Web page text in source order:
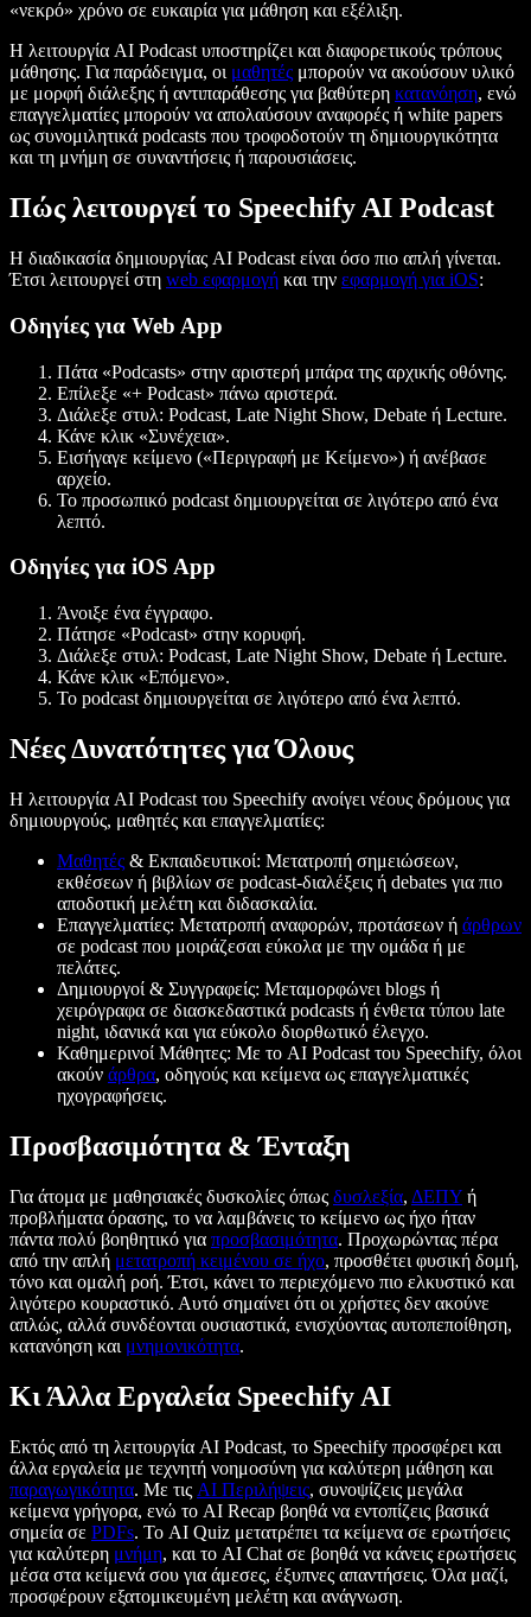
«νεκρό» χρόνο σε ευκαιρία για μάθηση και εξέλιξη.
Η λειτουργία AI Podcast υποστηρίζει και διαφορετικούς τρόπους
μάθησης. Για παράδειγμα, οι μαθητές μπορούν να ακούσουν υλικό
με μορφή διάλεξης ή αντιπαράθεσης για βαθύτερη κατανόηση, ενώ
επαγγελματίες μπορούν να απολαύσουν αναφορές ή white papers
ως συνομιλητικά podcasts που τροφοδοτούν τη δημιουργικότητα
και τη μνήμη σε συναντήσεις ή παρουσιάσεις.
Πώς λειτουργεί το Speechify AI Podcast
Η διαδικασία δημιουργίας AI Podcast είναι όσο πιο απλή γίνεται.
Έτσι λειτουργεί στη web εφαρμογή και την εφαρμογή για iOS:
Οδηγίες για Web App
Πάτα «Podcasts» στην αριστερή μπάρα της αρχικής οθόνης.
Επίλεξε «+ Podcast» πάνω αριστερά.
Διάλεξε στυλ: Podcast, Late Night Show, Debate ή Lecture.
Κάνε κλικ «Συνέχεια».
Εισήγαγε κείμενο («Περιγραφή με Κείμενο») ή ανέβασε
αρχείο.
Το προσωπικό podcast δημιουργείται σε λιγότερο από ένα
λεπτό.
Οδηγίες για iOS App
Άνοιξε ένα έγγραφο.
Πάτησε «Podcast» στην κορυφή.
Διάλεξε στυλ: Podcast, Late Night Show, Debate ή Lecture.
Κάνε κλικ «Επόμενο».
Το podcast δημιουργείται σε λιγότερο από ένα λεπτό.
Νέες Δυνατότητες για Όλους
Η λειτουργία AI Podcast του Speechify ανοίγει νέους δρόμους για
δημιουργούς, μαθητές και επαγγελματίες:
Μαθητές & Εκπαιδευτικοί: Μετατροπή σημειώσεων,
εκθέσεων ή βιβλίων σε podcast-διαλέξεις ή debates για πιο
αποδοτική μελέτη και διδασκαλία.
Επαγγελματίες: Μετατροπή αναφορών, προτάσεων ή άρθρων
σε podcast που μοιράζεσαι εύκολα με την ομάδα ή με
πελάτες.
Δημιουργοί & Συγγραφείς: Μεταμορφώνει blogs ή
χειρόγραφα σε διασκεδαστικά podcasts ή ένθετα τύπου late
night, ιδανικά και για εύκολο διορθωτικό έλεγχο.
Καθημερινοί Μάθητες: Με το AI Podcast του Speechify, όλοι
ακούν άρθρα, οδηγούς και κείμενα ως επαγγελματικές
ηχογραφήσεις.
Προσβασιμότητα & Ένταξη
Για άτομα με μαθησιακές δυσκολίες όπως δυσλεξία, ΔΕΠΥ ή
προβλήματα όρασης, το να λαμβάνεις το κείμενο ως ήχο ήταν
πάντα πολύ βοηθητικό για προσβασιμότητα. Προχωρώντας πέρα
από την απλή μετατροπή κειμένου σε ήχο, προσθέτει φυσική δομή,
τόνο και ομαλή ροή. Έτσι, κάνει το περιεχόμενο πιο ελκυστικό και
λιγότερο κουραστικό. Αυτό σημαίνει ότι οι χρήστες δεν ακούνε
απλώς, αλλά συνδέονται ουσιαστικά, ενισχύοντας αυτοπεποίθηση,
κατανόηση και μνημονικότητα.
Κι Άλλα Εργαλεία Speechify AI
Εκτός από τη λειτουργία AI Podcast, το Speechify προσφέρει και
άλλα εργαλεία με τεχνητή νοημοσύνη για καλύτερη μάθηση και
παραγωγικότητα. Με τις AI Περιλήψεις, συνοψίζεις μεγάλα
κείμενα γρήγορα, ενώ το AI Recap βοηθά να εντοπίζεις βασικά
σημεία σε PDFs. Το AI Quiz μετατρέπει τα κείμενα σε ερωτήσεις
για καλύτερη μνήμη, και το AI Chat σε βοηθά να κάνεις ερωτήσεις
μέσα στα κείμενά σου για άμεσες, έξυπνες απαντήσεις. Όλα μαζί,
προσφέρουν εξατομικευμένη μελέτη και ανάγνωση.